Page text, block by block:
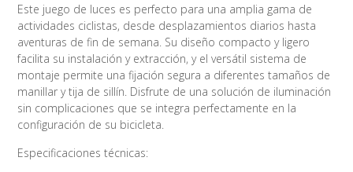
Este juego de luces es perfecto para una amplia gama de
actividades ciclistas, desde desplazamientos diarios hasta
aventuras de fin de semana. Su diseño compacto y ligero
facilita su instalación y extracción, y el versátil sistema de
montaje permite una fijación segura a diferentes tamaños de
manillar y tija de sillín. Disfrute de una solución de iluminación
sin complicaciones que se integra perfectamente en la
configuración de su bicicleta.
Especificaciones técnicas: